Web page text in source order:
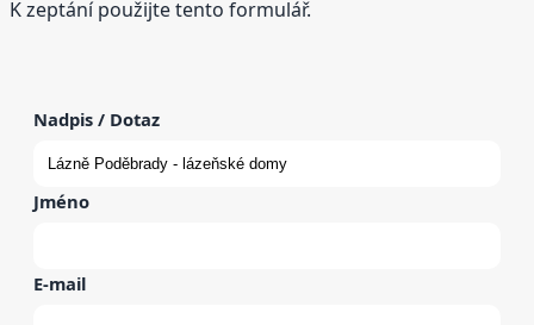
K zeptání použijte tento formulář.
Nadpis / Dotaz
Jméno
E-mail